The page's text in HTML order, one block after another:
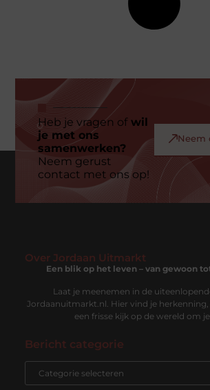
Heb je vragen ofwil
je met ons
samenwerken?
Neem gerust
contact met ons op!
Neem
Over Jordaan Uitmarkt
Een blik op het leven – van gewoon
Laat je meenemen in de
Jordaanuitmarkt.nl. Hier vind je
een frisse kijk op de wereld om je
Bericht categorie